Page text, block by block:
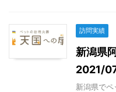
訪問実績
新潟県
2021/
新潟県で